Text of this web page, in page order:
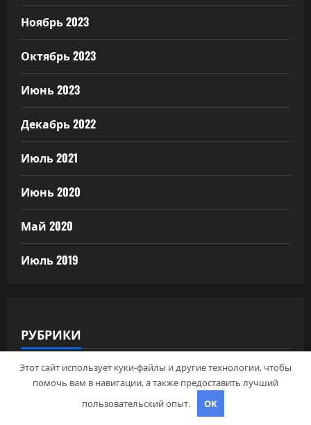
Ноябрь 2023
Октябрь 2023
Июнь 2023
Декабрь 2022
Июль 2021
Июнь 2020
Май 2020
Июль 2019
РУБРИКИ
Uncategorised
Авторубрика
Этот сайт использует куки-файлы и другие технологии, чтобы
помочь вам в навигации, а также предоставить лучший
пользовательский опыт.
OK